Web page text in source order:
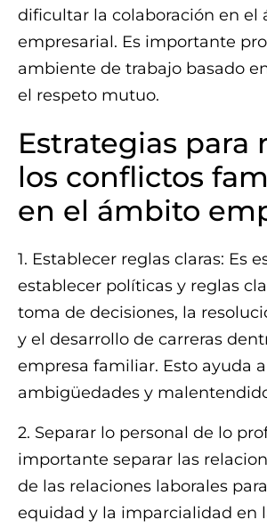
dificultar la colaboración en el
empresarial. Es importante
ambiente de trabajo basado
el respeto mutuo.
Estrategias para
los conflictos
en el ámbito
1. Establecer reglas claras: Es
establecer políticas y reglas
toma de decisiones, la
y el desarrollo de carreras
empresa familiar. Esto ayuda
ambigüedades y
2. Separar lo personal de lo
importante separar las
de las relaciones laborales
equidad y la imparcialidad en